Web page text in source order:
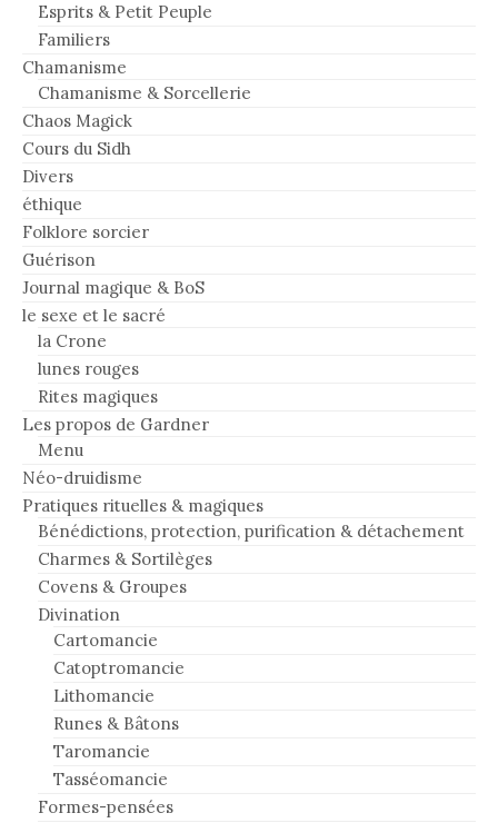
Esprits & Petit Peuple
Familiers
Chamanisme
Chamanisme & Sorcellerie
Chaos Magick
Cours du Sidh
Divers
éthique
Folklore sorcier
Guérison
Journal magique & BoS
le sexe et le sacré
la Crone
lunes rouges
Rites magiques
Les propos de Gardner
Menu
Néo-druidisme
Pratiques rituelles & magiques
Bénédictions, protection, purification & détachement
Charmes & Sortilèges
Covens & Groupes
Divination
Cartomancie
Catoptromancie
Lithomancie
Runes & Bâtons
Taromancie
Tasséomancie
Formes-pensées